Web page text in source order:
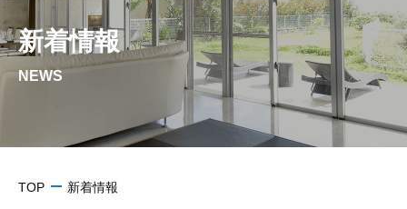
新着情報
NEWS
TOP 新着情報